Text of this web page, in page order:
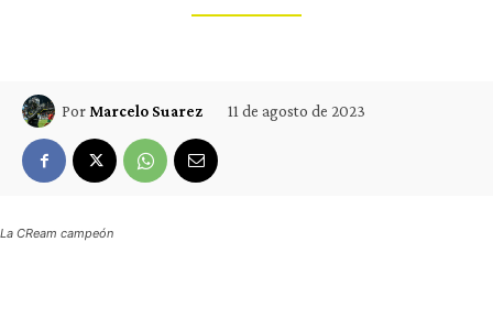
Por Marcelo Suarez 11 de agosto de 2023
La CReam campeón